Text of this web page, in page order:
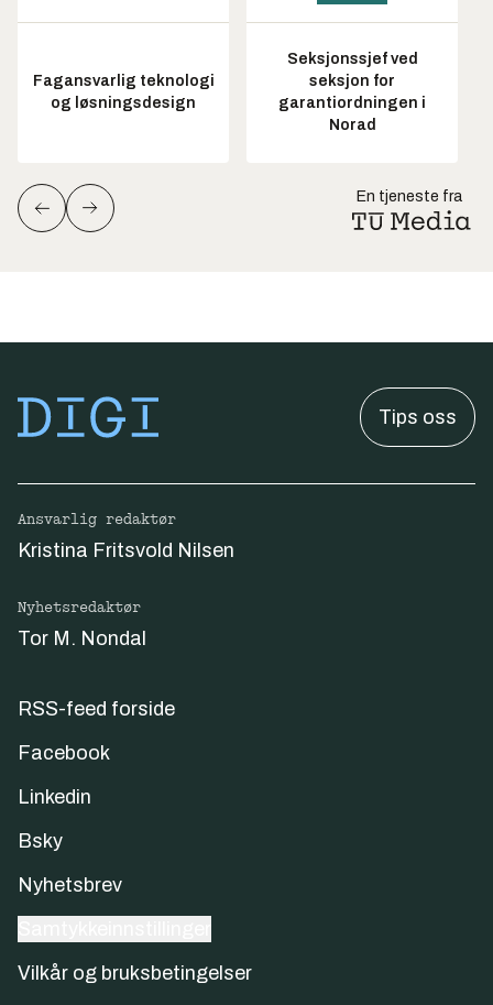
Fagansvarlig teknologi
og løsningsdesign
Seksjonssjef ved
seksjon for
garantiordningen i
Norad
En tjeneste fra
Tips oss
Ansvarlig redaktør
Kristina Fritsvold Nilsen
Nyhetsredaktør
Tor M. Nondal
RSS-feed forside
Facebook
Linkedin
Bsky
Nyhetsbrev
Vilkår og bruksbetingelser